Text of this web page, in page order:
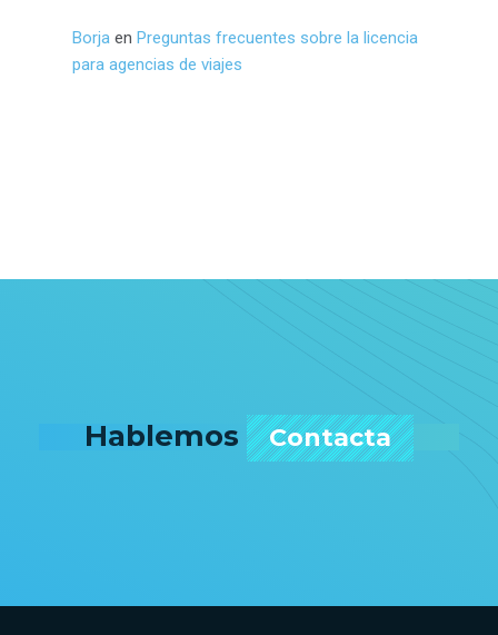
Borja en Preguntas frecuentes sobre la licencia
para agencias de viajes
Hablemos Contacta